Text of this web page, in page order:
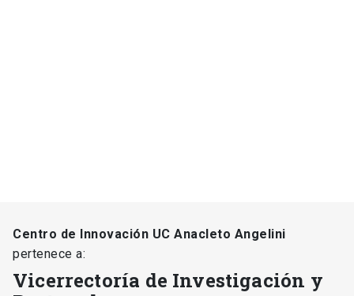
Centro de Innovación UC Anacleto Angelini
pertenece a:
Vicerrectoría de Investigación y